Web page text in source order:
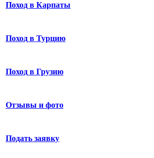
Поход в Карпаты
Поход в Турцию
Поход в Грузию
Отзывы и фото
Подать заявку